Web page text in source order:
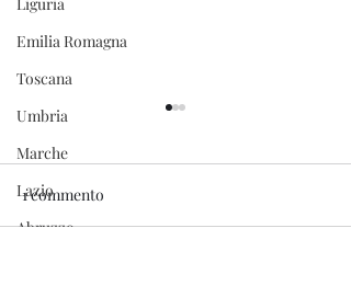
Emilia Romagna
Toscana
Umbria
Marche
Lazio
AbruzzoIl Carro Funebre
1 commento